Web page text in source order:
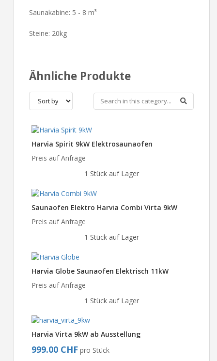
Saunakabine: 5 - 8 m³
Steine: 20kg
Ähnliche Produkte
Harvia Spirit 9kW Elektrosaunaofen
Preis auf Anfrage
1 Stück auf Lager
Saunaofen Elektro Harvia Combi Virta 9kW
Preis auf Anfrage
1 Stück auf Lager
Harvia Globe Saunaofen Elektrisch 11kW
Preis auf Anfrage
1 Stück auf Lager
Harvia Virta 9kW ab Ausstellung
999.00 CHF pro Stück